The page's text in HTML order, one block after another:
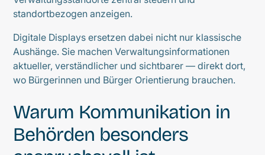
standortbezogen anzeigen.
Digitale Displays ersetzen dabei nicht nur klassische
Aushänge. Sie machen Verwaltungsinformationen
aktueller, verständlicher und sichtbarer — direkt dort,
wo Bürgerinnen und Bürger Orientierung brauchen.
Warum Kommunikation in
Behörden besonders